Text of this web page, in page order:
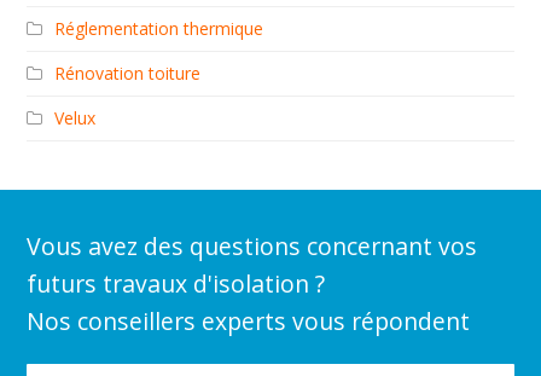
Réglementation thermique
Rénovation toiture
Velux
Vous avez des questions concernant vos
futurs travaux d'isolation ?
Nos conseillers experts vous répondent